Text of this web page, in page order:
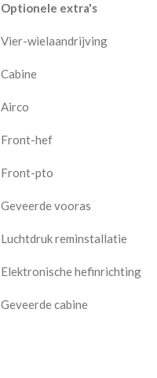
Optionele extra's
Vier-wielaandrijving
Cabine
Airco
Front-hef
Front-pto
Geveerde vooras
Luchtdruk reminstallatie
Elektronische hefinrichting
Geveerde cabine